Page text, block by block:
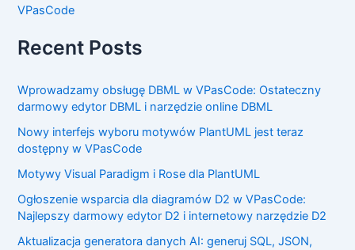
VPasCode
Recent Posts
Wprowadzamy obsługę DBML w VPasCode: Ostateczny
darmowy edytor DBML i narzędzie online DBML
Nowy interfejs wyboru motywów PlantUML jest teraz
dostępny w VPasCode
Motywy Visual Paradigm i Rose dla PlantUML
Ogłoszenie wsparcia dla diagramów D2 w VPasCode:
Najlepszy darmowy edytor D2 i internetowy narzędzie D2
Aktualizacja generatora danych AI: generuj SQL, JSON,